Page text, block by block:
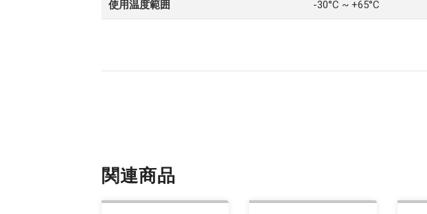
使用温度範囲 -30°C ~ +65°C
関連商品